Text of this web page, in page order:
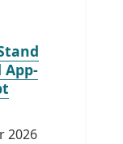
App-
2026